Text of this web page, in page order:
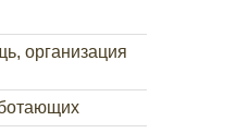
организация